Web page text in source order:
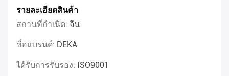
รายละเอียดสินค้า
สถานที่กำเนิด: จีน
ชื่อแบรนด์: DEKA
ได้รับการรับรอง: ISO9001